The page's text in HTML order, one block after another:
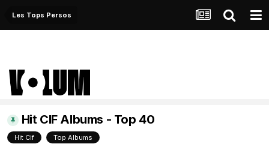
Les Tops Persos
Hit CIF Albums - Top 40
Hit Cif Top Albums